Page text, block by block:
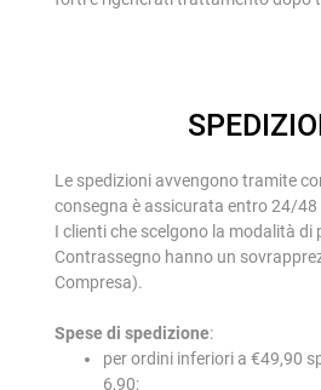
Le spedizioni avvengono tramite
consegna è assicurata entro 24/48
I clienti che scelgono la modalità di
Contrassegno hanno un
Compresa).
Spese di spedizione:
per ordini inferiori a €49,90
6,90;